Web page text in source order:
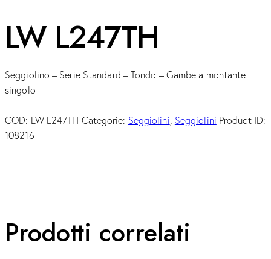
LW L247TH
Seggiolino – Serie Standard – Tondo – Gambe a montante
singolo
COD: LW L247TH Categorie: Seggiolini, Seggiolini Product ID:
108216
Prodotti correlati